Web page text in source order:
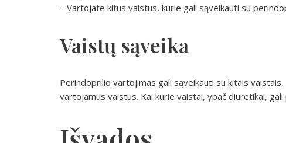
– Vartojate kitus vaistus, kurie gali sąveikauti su
Vaistų sąveika
Perindoprilio vartojimas gali sąveikauti su kitais
vartojamus vaistus. Kai kurie vaistai, ypač diuretikai,